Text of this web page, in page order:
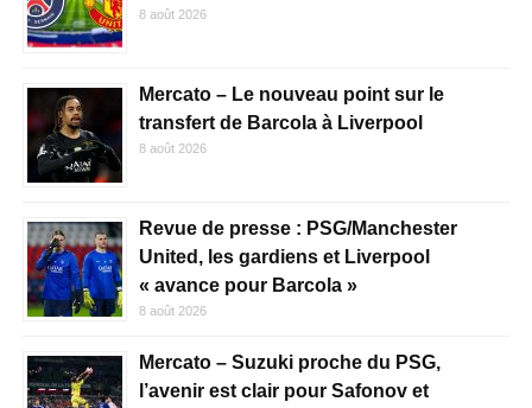
8 août 2026
Mercato – Le nouveau point sur le
transfert de Barcola à Liverpool
8 août 2026
Revue de presse : PSG/Manchester
United, les gardiens et Liverpool
« avance pour Barcola »
8 août 2026
Mercato – Suzuki proche du PSG,
l’avenir est clair pour Safonov et